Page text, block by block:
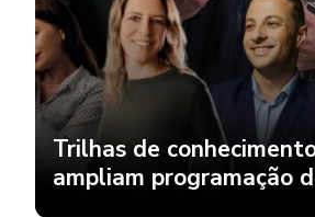
Trilhas de
ampliam programação